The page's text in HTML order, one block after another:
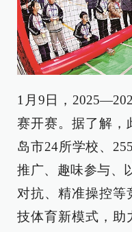
1月9日，
赛开赛。据了解，
岛市24所学校、
推广、趣味参与、
对抗、精准操控等
技体育新模式，助